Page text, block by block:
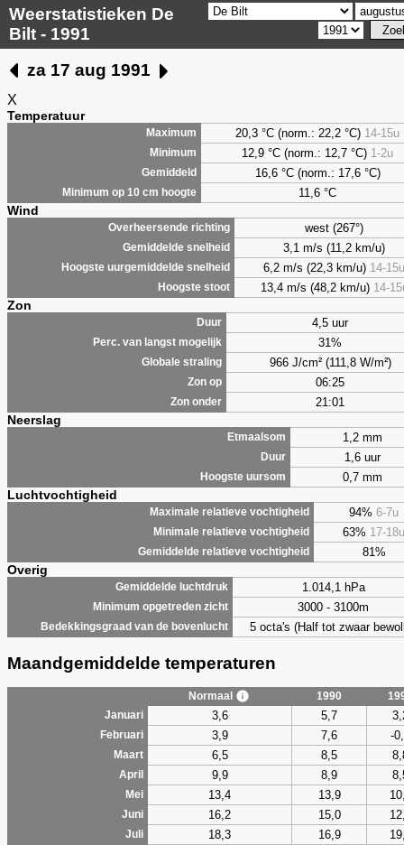
Weerstatistieken De
Bilt - 1991
za 17 aug 1991
X
Temperatuur
Maximum 20,3 °C (norm.: 22,2 °C) 14-15u
Minimum 12,9 °C (norm.: 12,7 °C) 1-2u
Gemiddeld 16,6 °C (norm.: 17,6 °C)
Minimum op 10 cm hoogte 11,6 °C
Wind
Overheersende richting west (267°)
Gemiddelde snelheid 3,1 m/s (11,2 km/u)
Hoogste uurgemiddelde snelheid 6,2 m/s (22,3 km/u) 14-15u
Hoogste stoot 13,4 m/s (48,2 km/u) 14-
Zon
Duur 4,5 uur
Perc. van langst mogelijk 31%
Globale straling 966 J/cm² (111,8 W/m²)
Zon op 06:25
Zon onder 21:01
Neerslag
Etmaalsom 1,2 mm
Duur 1,6 uur
Hoogste uursom 0,7 mm
Luchtvochtigheid
Maximale relatieve vochtigheid 94% 6-7u
Minimale relatieve vochtigheid 63% 17-18u
Gemiddelde relatieve vochtigheid 81%
Overig
Gemiddelde luchtdruk 1.014,1 hPa
Minimum opgetreden zicht 3000 - 3100m
Bedekkingsgraad van de bovenlucht 5 octa's (Half tot zwaar
Maandgemiddelde temperaturen
Normaal 1990
Januari
3,6 5,7
Februari 3,9 7,6 -
Maart 6,5 8,5
April 9,9 8,9
Mei 13,4 13,9
Juni 16,2 15,0
Juli 18,3 16,9